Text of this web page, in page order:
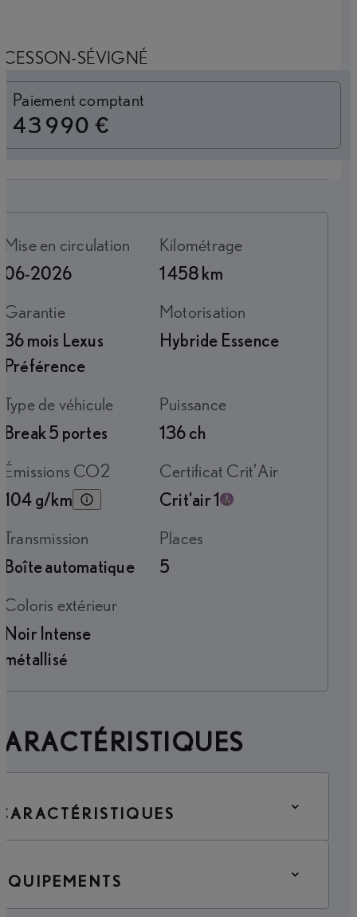
CESSON-SÉVIGNÉ
Paiement comptant
43 990 €
Mise en circulation
06-2026
Kilométrage
1 458 km
Garantie
36 mois Lexus
Préférence
Motorisation
Hybride Essence
Type de véhicule
Break 5 portes
Puissance
136 ch
Émissions CO2
104 g/km
Certificat Crit'Air
Crit'air 1
Transmission
Boîte automatique
Places
5
Coloris extérieur
Noir Intense
métallisé